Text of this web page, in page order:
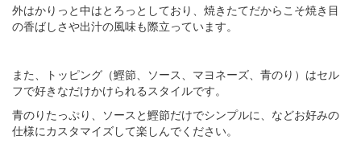
外はかりっと中はとろっとしており、焼きたてだからこそ焼き目
の香ばしさや出汁の風味も際立っています。
また、トッピング（鰹節、ソース、マヨネーズ、青のり）はセル
フで好きなだけかけられるスタイルです。
青のりたっぷり、ソースと鰹節だけでシンプルに、などお好みの
仕様にカスタマイズして楽しんでください。